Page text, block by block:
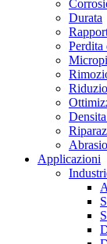
Durata
Applicazioni